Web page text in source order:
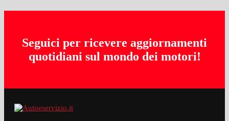
Seguici per ricevere aggiornamenti
quotidiani sul mondo dei motori!